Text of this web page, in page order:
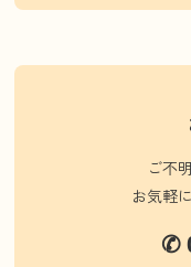
ご不
お気軽
✆